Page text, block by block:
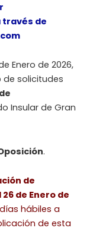
de
Enero de 2026,
de solicitudes
Insular de Gran
.
de
de Enero de
hábiles a
de esta